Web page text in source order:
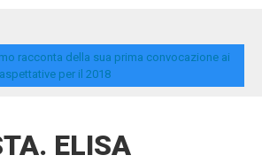
racconta della sua prima convocazione ai
per il 2018
ELISA